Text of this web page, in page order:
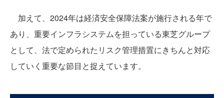
加えて、2024年は経済安全保障法案が施行される年で
あり、重要インフラシステムを担っている東芝グループ
として、法で定められたリスク管理措置にきちんと対応
していく重要な節目と捉えています。